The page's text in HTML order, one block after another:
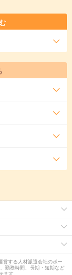
営する人材派遣会社のポー
勤務時間、長期・短期など
す。